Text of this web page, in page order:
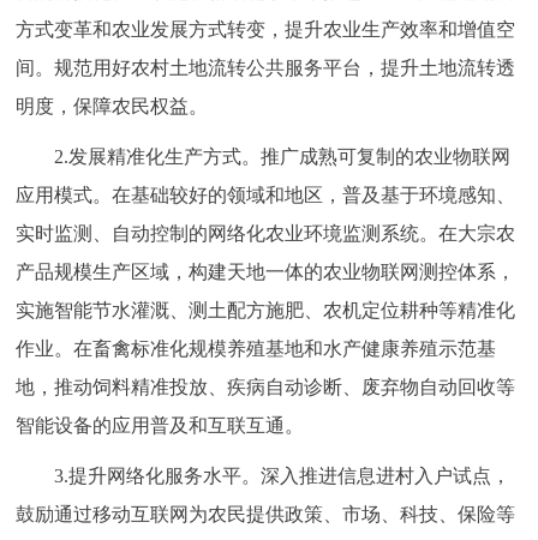
方式变革和农业发展方式转变，提升农业生产效率和增值空
间。规范用好农村土地流转公共服务平台，提升土地流转透
明度，保障农民权益。
2.发展精准化生产方式。推广成熟可复制的农业物联网
应用模式。在基础较好的领域和地区，普及基于环境感知、
实时监测、自动控制的网络化农业环境监测系统。在大宗农
产品规模生产区域，构建天地一体的农业物联网测控体系，
实施智能节水灌溉、测土配方施肥、农机定位耕种等精准化
作业。在畜禽标准化规模养殖基地和水产健康养殖示范基
地，推动饲料精准投放、疾病自动诊断、废弃物自动回收等
智能设备的应用普及和互联互通。
3.提升网络化服务水平。深入推进信息进村入户试点，
鼓励通过移动互联网为农民提供政策、市场、科技、保险等